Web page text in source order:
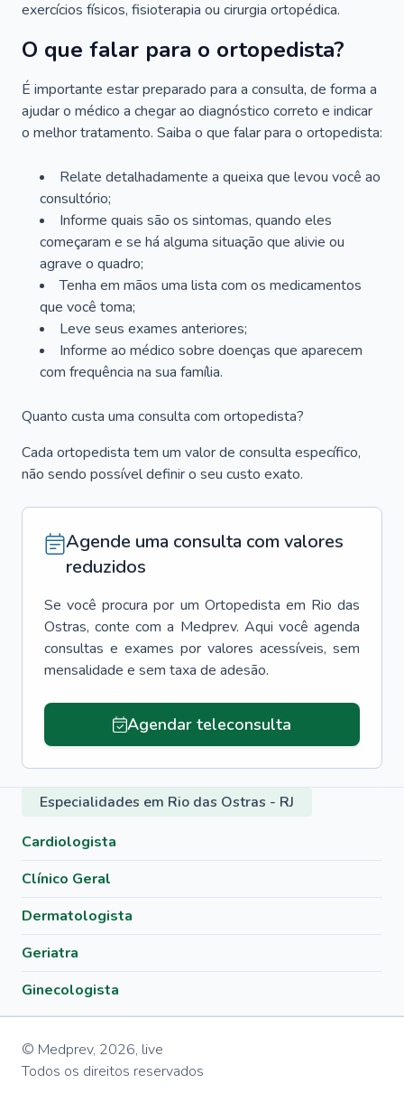
exercícios físicos, fisioterapia ou cirurgia ortopédica.
O que falar para o ortopedista?
É importante estar preparado para a consulta, de forma a
ajudar o médico a chegar ao diagnóstico correto e indicar
o melhor tratamento. Saiba o que falar para o ortopedista:
Relate detalhadamente a queixa que levou você ao
consultório;
Informe quais são os sintomas, quando eles
começaram e se há alguma situação que alivie ou
agrave o quadro;
Tenha em mãos uma lista com os medicamentos
que você toma;
Leve seus exames anteriores;
Informe ao médico sobre doenças que aparecem
com frequência na sua família.
Quanto custa uma consulta com ortopedista?
Cada ortopedista tem um valor de consulta específico,
não sendo possível definir o seu custo exato.
Agende uma consulta com valores
reduzidos
Se você procura por um Ortopedista em Rio das
Ostras, conte com a Medprev. Aqui você agenda
consultas e exames por valores acessíveis, sem
mensalidade e sem taxa de adesão.
Agendar teleconsulta
Especialidades em Rio das Ostras - RJ
Cardiologista
Clínico Geral
Dermatologista
Geriatra
Ginecologista
© Medprev, 2026, live
Todos os direitos reservados